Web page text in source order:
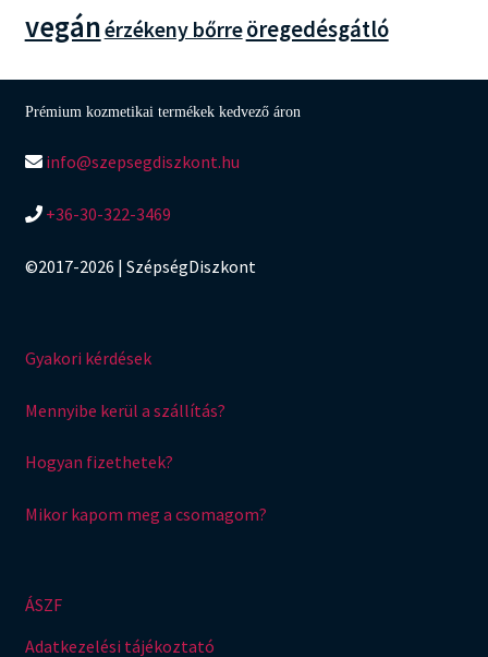
vegánérzékeny bőrreöregedésgátló
Prémium kozmetikai termékek kedvező áron
info@szepsegdiszkont.hu
+36-30-322-3469
©2017-2026 | SzépségDiszkont
Gyakori kérdések
Mennyibe kerül a szállítás?
Hogyan fizethetek?
Mikor kapom meg a csomagom?
ÁSZF
Adatkezelési tájékoztató